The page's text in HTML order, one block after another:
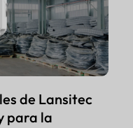
de Lansitec
para la